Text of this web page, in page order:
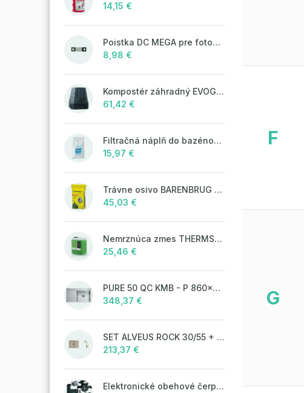
14,15 €
Poistka DC MEGA pre fotovoltaické systémy 125A/80V
8,98 €
Kompostér záhradný EVOGREEN 630l čierny
61,42 €
Filtračná náplň do bazénových filtrácií LAGUNA Aqua Filter 25kg
15,97 €
Trávne osivo BARENBRUG WATER SAVER 5 kg
45,03 €
Nemrznúca zmes THERMSOL EKO
25,46 €
PURE 50 QC KMB - P 860x525 mm F_ jedn.sifon
348,37 €
SET ALVEUS ROCK 30/55 + BATERIE TONIA 55
213,37 €
Elektronické obehové čerpadlo NOVA 25-60/130 úsporné na kúrenie
F
G